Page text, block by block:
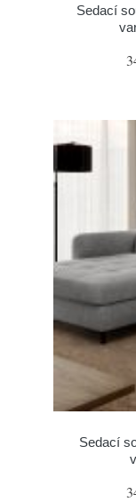
Sedací
Sedací